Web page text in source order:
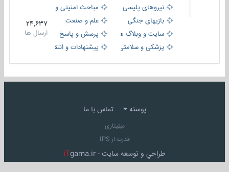
نیروهای پلیسی
مباحث امنیتی و اطلاعاتی
بازیهای جنگی
علم و صنعت
سایت و وبلاگ ها
پرسش و پاسخ
پزشکی و سلامتی
پیشنهادات و انتقادات
24,637
ارسال ها
پوسته تماس با ما
میلیتاری
قدرت از IPS
طراحي و توسعه سايت - iTgama.ir